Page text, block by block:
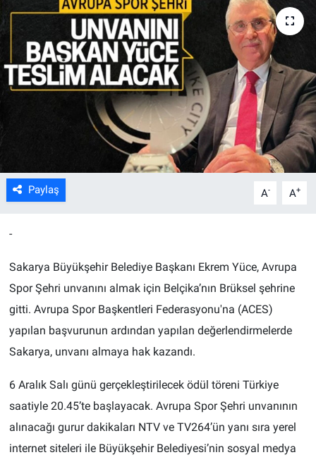
Paylaş A- A+
-
Sakarya Büyükşehir Belediye Başkanı Ekrem Yüce, Avrupa
Spor Şehri unvanını almak için Belçika’nın Brüksel şehrine
gitti. Avrupa Spor Başkentleri Federasyonu'na (ACES)
yapılan başvurunun ardından yapılan değerlendirmelerde
Sakarya, unvanı almaya hak kazandı.
6 Aralık Salı günü gerçekleştirilecek ödül töreni Türkiye
saatiyle 20.45’te başlayacak. Avrupa Spor Şehri unvanının
alınacağı gurur dakikaları NTV ve TV264’ün yanı sıra yerel
internet siteleri ile Büyükşehir Belediyesi’nin sosyal medya